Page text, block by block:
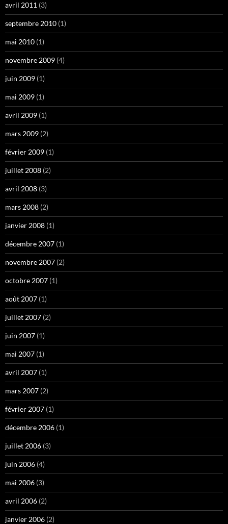
avril 2011 (3)
septembre 2010 (1)
mai 2010 (1)
novembre 2009 (4)
juin 2009 (1)
mai 2009 (1)
avril 2009 (1)
mars 2009 (2)
février 2009 (1)
juillet 2008 (2)
avril 2008 (3)
mars 2008 (2)
janvier 2008 (1)
décembre 2007 (1)
novembre 2007 (2)
octobre 2007 (1)
août 2007 (1)
juillet 2007 (2)
juin 2007 (1)
mai 2007 (1)
avril 2007 (1)
mars 2007 (2)
février 2007 (1)
décembre 2006 (1)
juillet 2006 (3)
juin 2006 (4)
mai 2006 (3)
avril 2006 (2)
janvier 2006 (2)